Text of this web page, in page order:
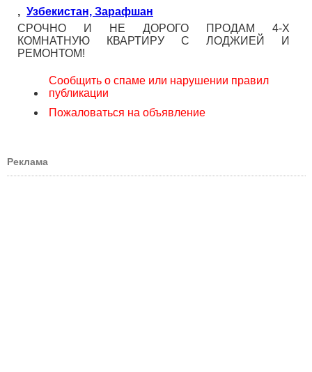
, Узбекистан, Зарафшан
СРОЧНО И НЕ ДОРОГО ПРОДАМ 4-Х
КОМНАТНУЮ КВАРТИРУ С ЛОДЖИЕЙ И
РЕМОНТОМ!
Сообщить о спаме или нарушении правил
публикации
Пожаловаться на объявление
Реклама